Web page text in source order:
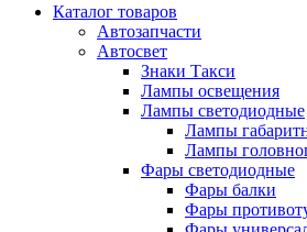
Каталог товаров
Автозапчасти
Автосвет
Знаки Такси
Лампы освещения
Лампы светодиодные
Лампы
Лампы
Фары светодиодные
Фары балки
Фары